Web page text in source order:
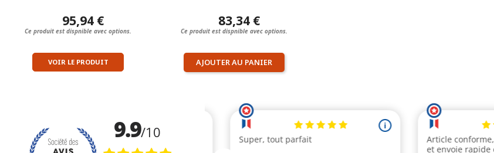
95,94 €
Ce produit est dispnible avec options.
VOIR LE PRODUIT
83,34 €
Ce produit est dispnible avec options.
AJOUTER AU PANIER